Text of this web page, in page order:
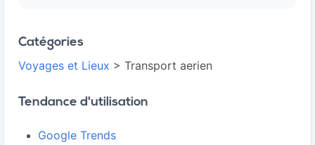
Catégories
Voyages et Lieux > Transport aerien
Tendance d'utilisation
Google Trends